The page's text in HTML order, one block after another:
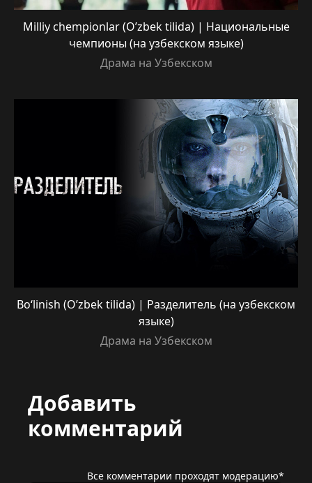
Milliy chempionlar (O’zbek tilida) | Национальные
чемпионы (на узбекском языке)
Драма на Узбекском
Boʻlinish (O’zbek tilida) | Разделитель (на узбекском
языке)
Драма на Узбекском
Добавить
комментарий
Все комментарии проходят модерацию*